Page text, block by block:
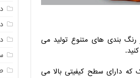
بندی های متنوع تولید می
که دارای سطح کیفیتی بالا می